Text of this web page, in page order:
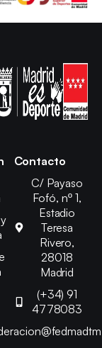
Contacto
C/ Payaso
Fofó, nº 1,
Estadio
Teresa
Rivero,
28018
Madrid
(+34) 91
4778083